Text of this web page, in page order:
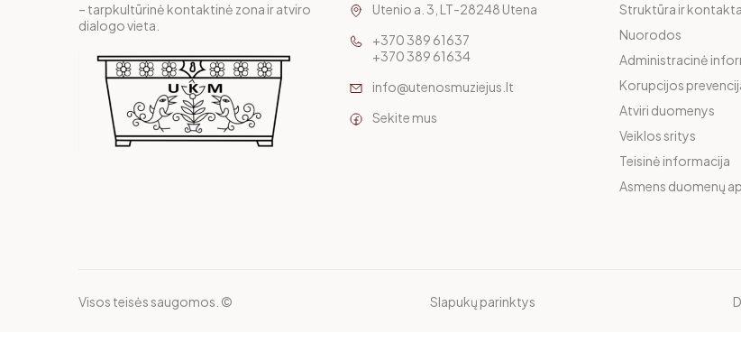
– tarpkultūrinė kontaktinė zona ir atviro
dialogo vieta.
Utenio a. 3, LT-28248 Utena
+370 389 61637
+370 389 61634
info@utenosmuziejus.lt
Sekite mus
Struktūra ir
Nuorodos
Administracinė
Korupcijos
Atviri duomenys
Veiklos sritys
Teisinė informacija
Asmens duomenų
Visos teisės saugomos. © Slapukų parinktys